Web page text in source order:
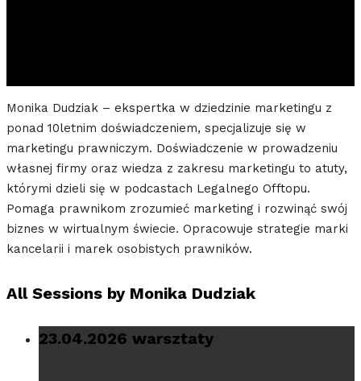
Monika Dudziak – ekspertka w dziedzinie marketingu z
ponad 10letnim doświadczeniem, specjalizuje się w
marketingu prawniczym. Doświadczenie w prowadzeniu
własnej firmy oraz wiedza z zakresu marketingu to atuty,
którymi dzieli się w podcastach Legalnego Offtopu.
Pomaga prawnikom zrozumieć marketing i rozwinąć swój
biznes w wirtualnym świecie. Opracowuje strategie marki
kancelarii i marek osobistych prawników.
All Sessions by Monika Dudziak
23.04.2026 warsztaty